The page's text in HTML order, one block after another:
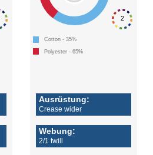
2
Cotton - 35%
Polyester - 65%
Ausrüstung:
Crease wider
Webung:
2/1 twill